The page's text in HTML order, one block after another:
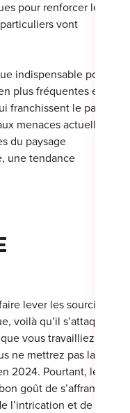
pour renforcer les
vont
indispensable pour
plus fréquentes et
franchissent le pas
menaces actuelles
du paysage
une tendance
lever les sourcils
voilà qu’il s’attaque à
vous travailliez
ne mettrez pas la
2024. Pourtant, les
goût de s’affranchir
l’intrication et de la